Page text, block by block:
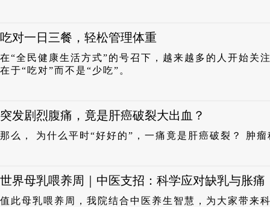
吃对一日三餐，轻松管理体重
在“全民健康生活方式”的号召下，越来越多的人开始关
在于“吃对”而不是“少吃”。
突发剧烈腹痛，竟是肝癌破裂大出血？
那么， 为什么平时“好好的”，一痛竟是肝癌破裂？ 肿
世界母乳喂养周｜中医支招：科学应对缺乳与胀痛
值此母乳喂养周，我院结合中医养生智慧，为大家带来